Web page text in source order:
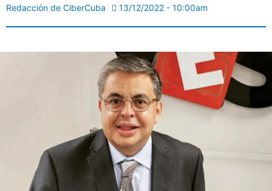
Redacción de CiberCuba 13/12/2022 - 10:00am